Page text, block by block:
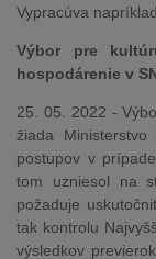
Vypracúva
Výbor pre
hospodárenie v
25. 05. 2022 -
žiada
postupov v
tom uzniesol na
požaduje
tak kontrolu
výsledkov